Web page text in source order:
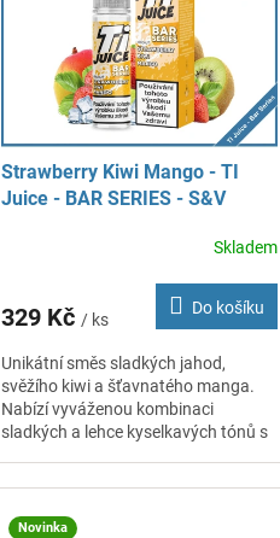
Strawberry Kiwi Mango - TI
Juice - BAR SERIES - S&V
Skladem
329 Kč / ks
Do košíku
Unikátní směs sladkých jahod,
svěžího kiwi a šťavnatého manga.
Nabízí vyváženou kombinaci
sladkých a lehce kyselkavých tónů s
Novinka